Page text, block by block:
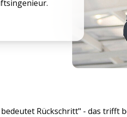
Rückschritt" - das trifft